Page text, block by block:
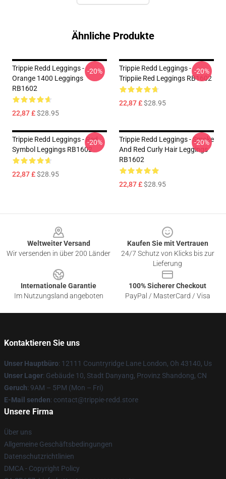
Ähnliche Produkte
Trippie Redd Leggings -
Orange 1400 Leggings
RB1602
22,87 £$28.95
-20%
Trippie Redd Leggings -
Trippiie Red Leggings RB1602
22,87 £$28.95
-20%
Trippie Redd Leggings - Red
Symbol Leggings RB1602
22,87 £$28.95
-20%
Trippie Redd Leggings - Smoke
And Red Curly Hair Leggings
RB1602
22,87 £$28.95
-20%
Weltweiter Versand
Wir versenden in über 200 Länder
Kaufen Sie mit Vertrauen
24/7 Schutz von Klicks bis zur
Lieferung
Internationale Garantie
Im Nutzungsland angeboten
100% Sicherer Checkout
PayPal / MasterCard / Visa
Kontaktieren Sie uns
Unser Hauptbüro: 12111 Countryridge Lane London, Oh 43140, Us
Unser Lager: Gebäude 10, Stadt Danyang, Provinz Shandong, CN
Geruch: 9AM – 5PM (Mon – Fri)
E-Mail senden: contact@trippie-redd.store
Unsere Firma
Über uns
Allgemeine Geschäftsbedingungen
Datenschutzrichtlinien
DMCA - Copyright Policy